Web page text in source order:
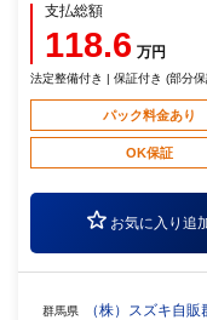
支払総額
118.6 万円
法定整備付き | 保証付き (部分
パック料金あり
OK保証
お気に入り追
群馬県 （株）スズキ自